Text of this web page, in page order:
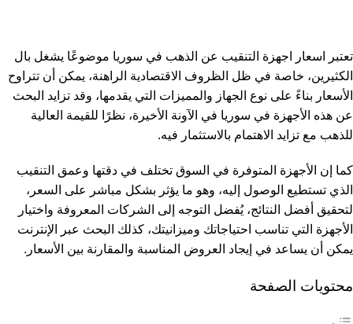
تعتبر اسعار اجهزة التنقيب عن الذهب في سوريا موضوعًا يشغل بال
الكثيرين، خاصة في ظل الظروف الاقتصادية الراهنة، يمكن أن تتراوح
الأسعار بناءً على نوع الجهاز والمميزات التي يقدمها، وقد تزايد البحث
عن هذه الأجهزة في سوريا في الآونة الأخيرة، نظرًا للقيمة العالية
للذهب مع تزايد الاهتمام بالاستثمار فيه.
كما إن الأجهزة المتوفرة في السوق تختلف في دقتها وعمق التنقيب
الذي تستطيع الوصول إليه، وهو ما يؤثر بشكل مباشر على السعر،
لتحقيق أفضل النتائج، يُفضل التوجه إلى الشركات المعروفة واختيار
الأجهزة التي تناسب احتياجاتك وميزانيتك، كذلك البحث عبر الإنترنت
يمكن أن يساعد في إيجاد العروض المناسبة والمقارنة بين الأسعار.
محتويات الصفحة